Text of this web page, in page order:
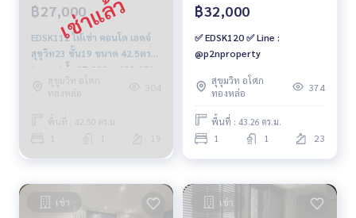
฿27,000
EDSK112 ให้เช่า คอนโด เอดจ์
สุขุวิท23 ชั้น19 ขนาด 42.5ตรม
1นอน 1น้ำ 27,000บ. 099-251-
6615สุขุมวิท อโศก
ทองหล่อ
304
พื้นที่ : 42.50 ตร.ม.
19
฿32,000
✅ EDSK120 ✅ Line :
@p2nproperty
สุขุมวิท อโศก
ทองหล่อ
374
พื้นที่ : 43.26 ตร.ม.
1 1 23
เช่า เช่า